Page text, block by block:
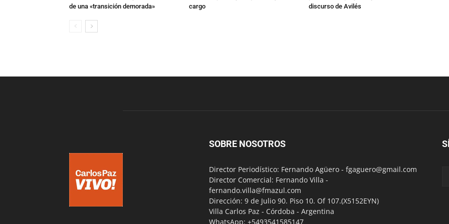
de una «transición demorada»
cargo
discurso de Avilés
SOBRE NOSOTROS
Director Periodístico: Fernando Agüero - fgaguero@gmail.com
Director Comercial: Fernando Villa -
fernando.villa@fmazul.com
Dirección: 9 de Julio 90. Piso 10. Of 107.(X5152EYN)
Villa Carlos Paz - Córdoba - Argentina
WhatsApp: +5493541585147